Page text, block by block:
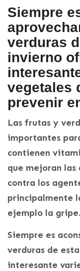
Siempre
verduras
invierno
vegetales
prevenir
Las frutas y
importantes
contienen
que mejoran las
contra los
principalmente
ejemplo la gripe.
Siempre es
verduras de
interesante